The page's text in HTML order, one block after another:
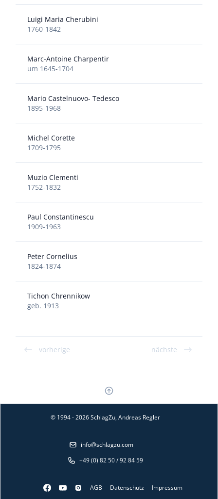
Luigi Maria Cherubini
1760-1842
Marc-Antoine Charpentir
um 1645-1704
Mario Castelnuovo- Tedesco
1895-1968
Michel Corette
1709-1795
Muzio Clementi
1752-1832
Paul Constantinescu
1909-1963
Peter Cornelius
1824-1874
Tichon Chrennikow
geb. 1913
vorherige nächste
© 1994 - 2026 SchlagZu, Andreas Regler
info@schlagzu.com
+49 (0) 82 50 / 92 84 59
AGB Datenschutz Impressum